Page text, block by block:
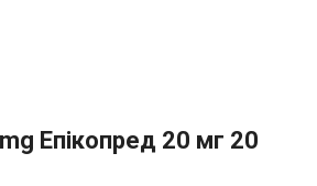
Епікопред 20 мг 20